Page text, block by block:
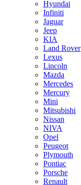
Hyundai
Infiniti
Jaguar
Jeep
KIA
Land Rover
Lexus
Lincoln
Mazda
Mercedes
Mercury
Mini
Mitsubishi
Nissan
NIVA
Opel
Peugeot
Plymouth
Pontiac
Porsche
Renault